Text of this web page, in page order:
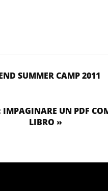
SUMMER CAMP 2011
IMPAGINARE UN PDF
LIBRO »